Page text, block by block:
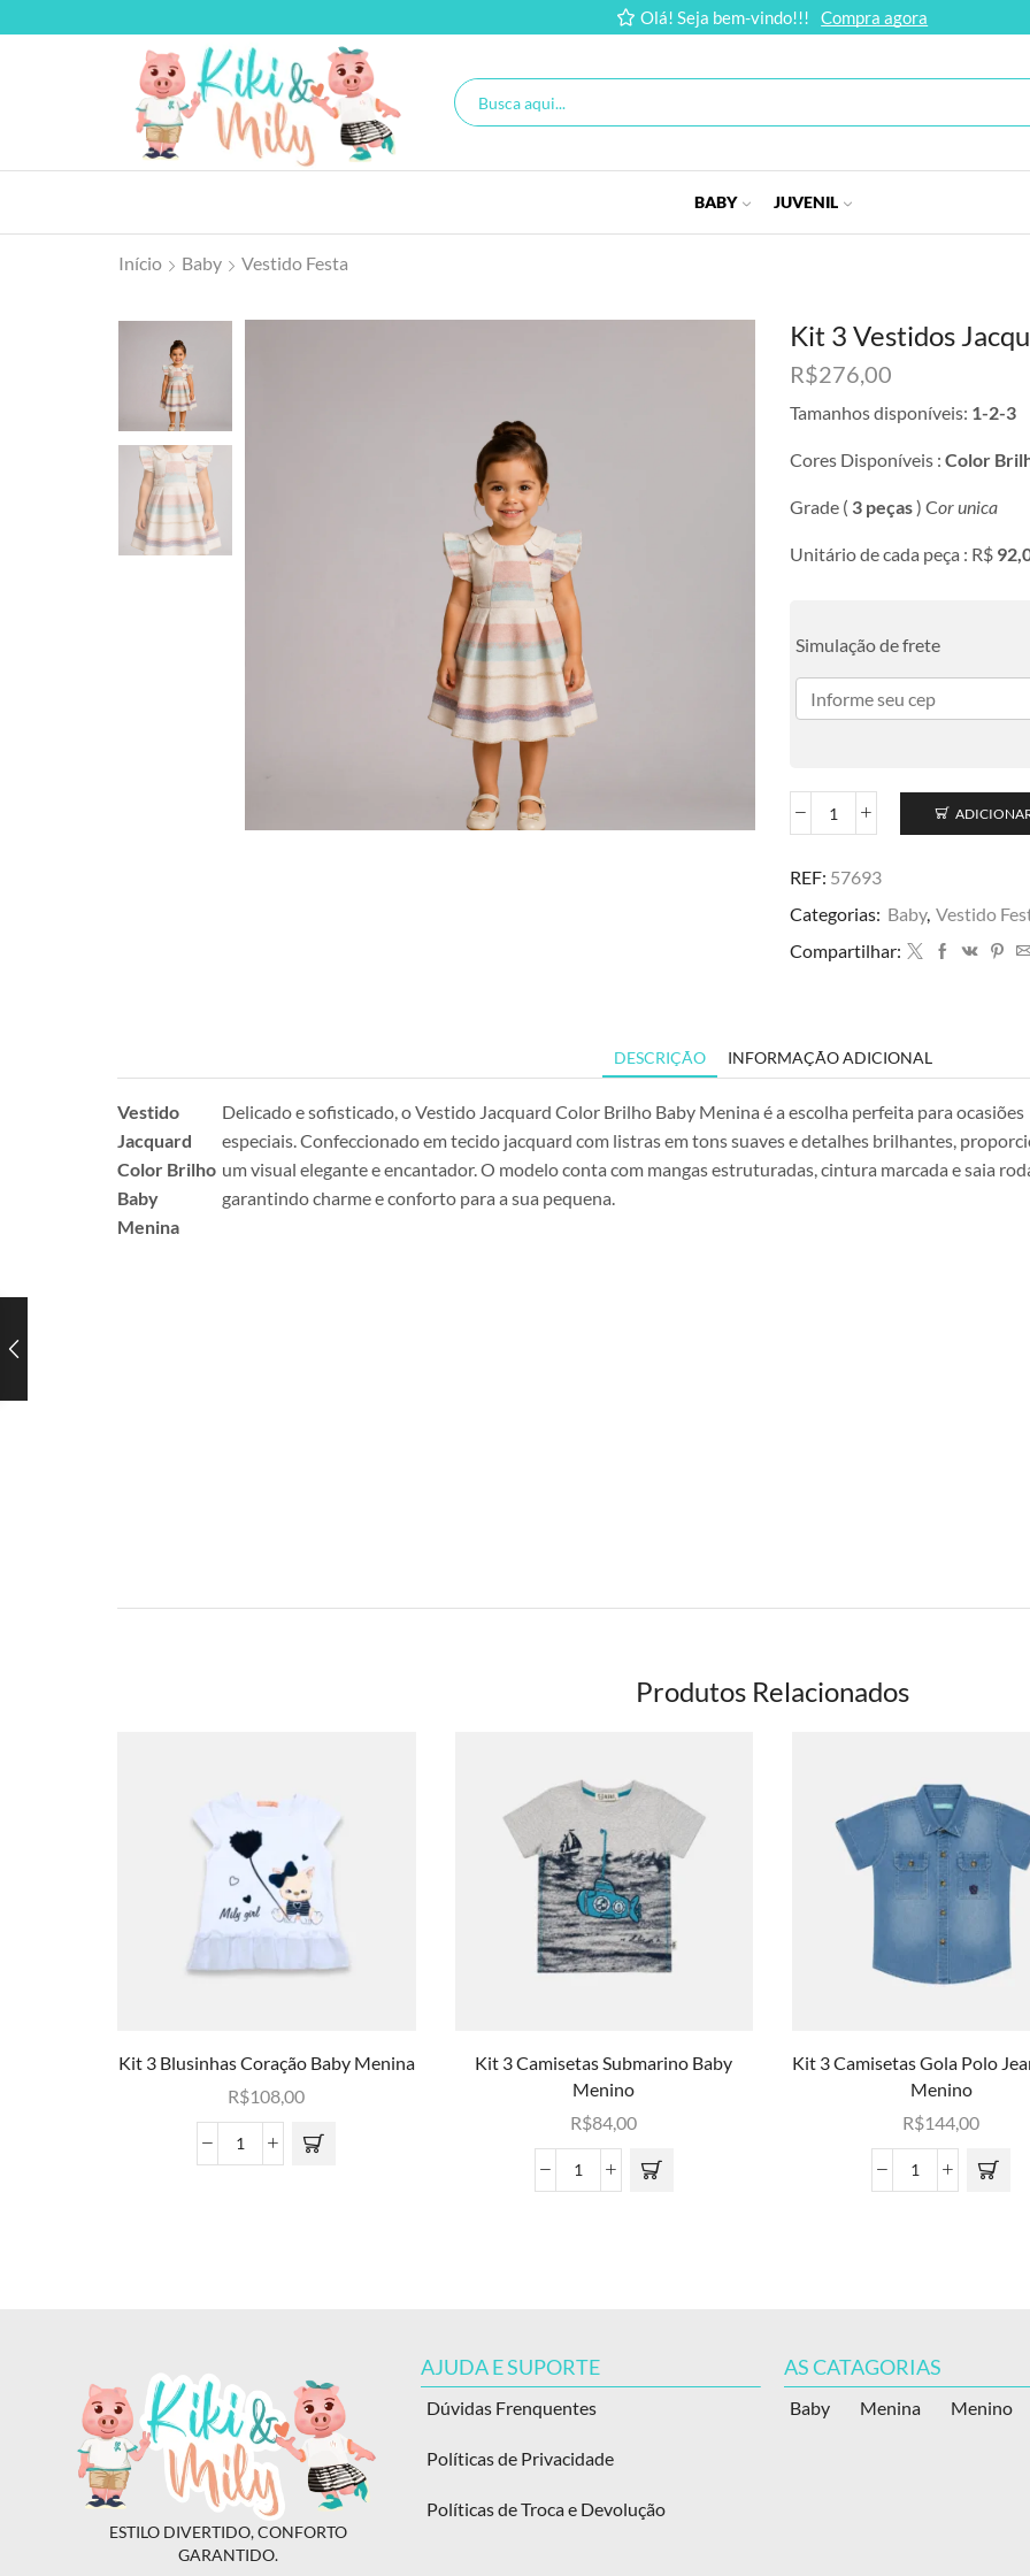
Olá! Seja bem-vindo!!! Compra agora
BABY JUVENIL
Início Baby Vestido Festa
Kit 3 Vestidos
R$276,00
Tamanhos disponíveis: 1-2-3
Cores Disponíveis : Color
Grade ( 3 peças) Cor unica
Unitário de cada peça : R$
Simulação de frete
REF: 57693
Categorias: Baby, Vestido
Compartilhar:
DESCRIÇÃO INFORMAÇÃO ADICIONAL
Vestido
Jacquard
Color Brilho
Baby
Menina
Delicado e sofisticado, o Vestido Jacquard Color Brilho Baby Menina é a escolha perfeita para ocasiões
especiais. Confeccionado em tecido jacquard com listras em tons suaves e detalhes brilhantes,
um visual elegante e encantador. O modelo conta com mangas estruturadas, cintura marcada e saia
garantindo charme e conforto para a sua pequena.
Produtos Relacionados
Kit 3 Blusinhas Coração Baby Menina
R$108,00
Kit 3 Camisetas Submarino Baby
Menino
R$84,00
Kit 3 Camisetas Gola Polo
Menino
R$144,00
ESTILO DIVERTIDO, CONFORTO
GARANTIDO.
AJUDA E SUPORTE
Dúvidas Frenquentes
Políticas de Privacidade
Políticas de Troca e Devolução
AS CATAGORIAS
Baby Menina Menino